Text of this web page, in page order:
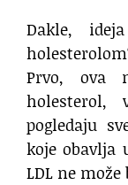
Dakle,
Prvo, ova
holesterol,
pogledaju
koje obavlja
LDL ne